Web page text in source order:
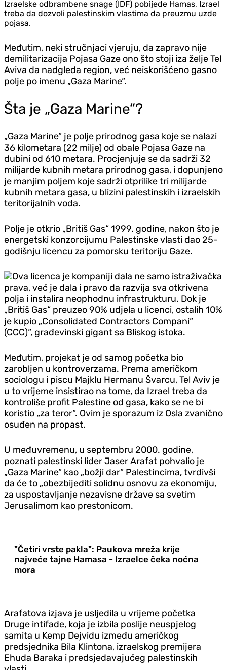
Izraelske odbrambene snage (IDF) pobijede Hamas, Izrael
treba da dozvoli palestinskim vlastima da preuzmu uzde
pojasa.
Međutim, neki stručnjaci vjeruju, da zapravo nije
demilitarizacija Pojasa Gaze ono što stoji iza želje Tel
Aviva da nadgleda region, već neiskorišćeno gasno
polje po imenu „Gaza Marine“.
Šta je „Gaza Marine“?
„Gaza Marine“ je polje prirodnog gasa koje se nalazi
36 kilometara (22 milje) od obale Pojasa Gaze na
dubini od 610 metara. Procjenjuje se da sadrži 32
milijarde kubnih metara prirodnog gasa, i dopunjeno
je manjim poljem koje sadrži otprilike tri milijarde
kubnih metara gasa, u blizini palestinskih i izraelskih
teritorijalnih voda.
Polje je otkrio „Britiš Gas“ 1999. godine, nakon što je
energetski konzorcijumu Palestinske vlasti dao 25-
godišnju licencu za pomorsku teritoriju Gaze.
Ova licenca je kompaniji dala ne samo istraživačka
prava, već je dala i pravo da razvija sva otkrivena
polja i instalira neophodnu infrastrukturu. Dok je
„Britiš Gas“ preuzeo 90% udjela u licenci, ostalih 10%
je kupio „Consolidated Contractors Compani“
(CCC)“, građevinski gigant sa Bliskog istoka.
Međutim, projekat je od samog početka bio
zarobljen u kontroverzama. Prema američkom
sociologu i piscu Majklu Hermanu Švarcu, Tel Aviv je
u to vrijeme insistirao na tome, da Izrael treba da
kontroliše profit Palestine od gasa, kako se ne bi
koristio „za teror“. Ovim je sporazum iz Osla zvanično
osuđen na propast.
U međuvremenu, u septembru 2000. godine,
poznati palestinski lider Jaser Arafat pohvalio je
„Gaza Marine“ kao „božji dar“ Palestincima, tvrdivši
da će to „obezbijediti solidnu osnovu za ekonomiju,
za uspostavljanje nezavisne države sa svetim
Jerusalimom kao prestonicom.
"Četiri vrste pakla": Paukova mreža krije
najveće tajne Hamasa - Izraelce čeka noćna
mora
Arafatova izjava je usljedila u vrijeme početka
Druge intifade, koja je izbila poslije neuspjelog
samita u Kemp Dejvidu između američkog
predsjednika Bila Klintona, izraelskog premijera
Ehuda Baraka i predsjedavajućeg palestinskih